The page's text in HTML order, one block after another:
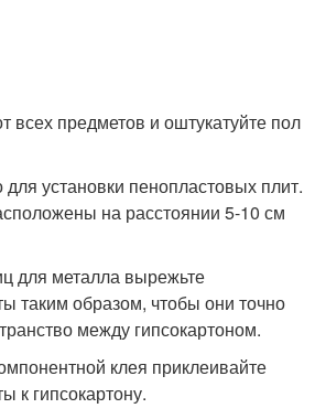
всех предметов и оштукатуйте пол
установки пенопластовых плит.
на расстоянии 5-10 см
для металла вырежьте
таким образом, чтобы они точно
между гипсокартоном.
клея приклеивайте
к гипсокартону.